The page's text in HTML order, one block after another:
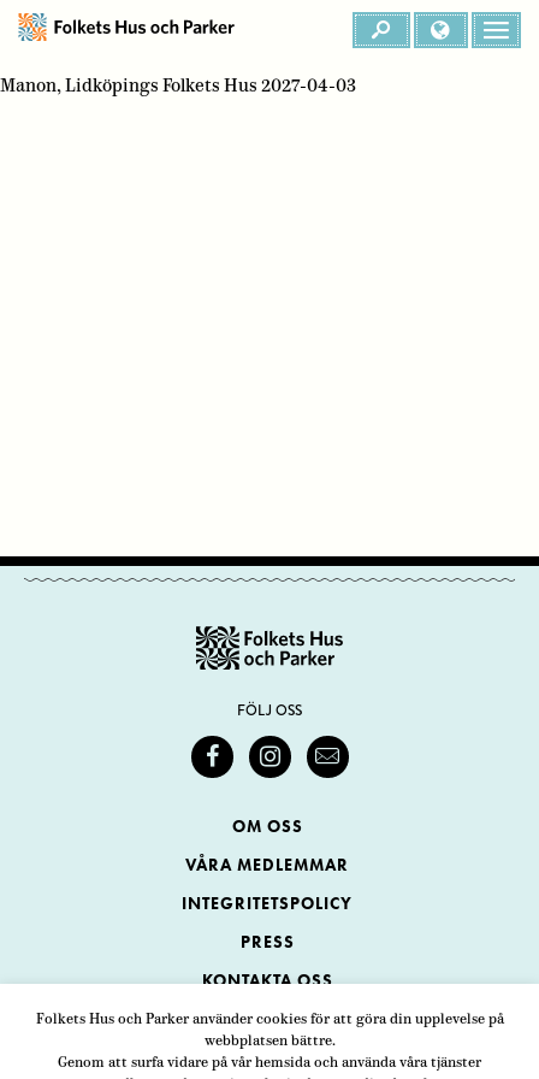
Folkets Hus och Parker använder cookies för att göra din upplevelse på
webbplatsen bättre.
Genom att surfa vidare på vår hemsida och använda våra tjänster
Manon, Lidköpings Folkets Hus 2027-04-03
FÖLJ OSS
OM OSS
VÅRA MEDLEMMAR
INTEGRITETSPOLICY
PRESS
KONTAKTA OSS
Folkets Hus och Parker